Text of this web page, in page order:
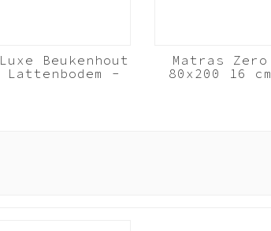
Luxe Beukenhout
Lattenbodem -
Matras Zero
80x200 16 cm